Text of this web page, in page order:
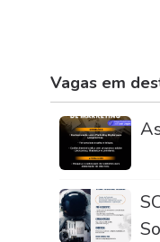
Vagas em